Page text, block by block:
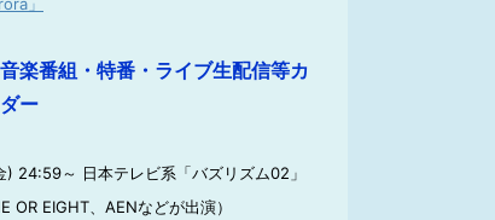
楽番組・特番・ライブ生配信等カ
ー
) 24:59～ 日本テレビ系「バズリズム02」
OR EIGHT、AENなどが出演）